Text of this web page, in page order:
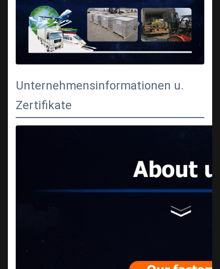
Unternehmensinformationen u.
Zertifikate